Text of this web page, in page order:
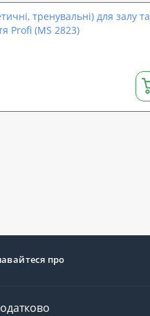
тренувальні) для залу та
Profi (MS 2823)
про